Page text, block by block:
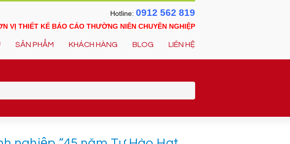
Hotline: 0912 562 819
VỊ THIẾT KẾ BÁO CÁO THƯỜNG NIÊN CHUYÊN NGHIỆP
SẢN PHẨM KHÁCH HÀNG BLOG LIÊN HỆ